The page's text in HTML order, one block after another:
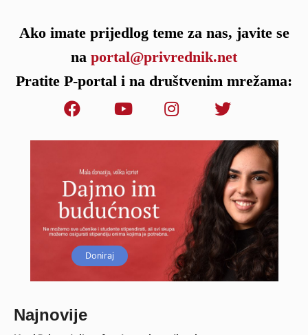
Ako imate prijedlog teme za nas, javite se
na portal@privrednik.net
Pratite P-portal i na društvenim mrežama:
Doniraj
Najnovije